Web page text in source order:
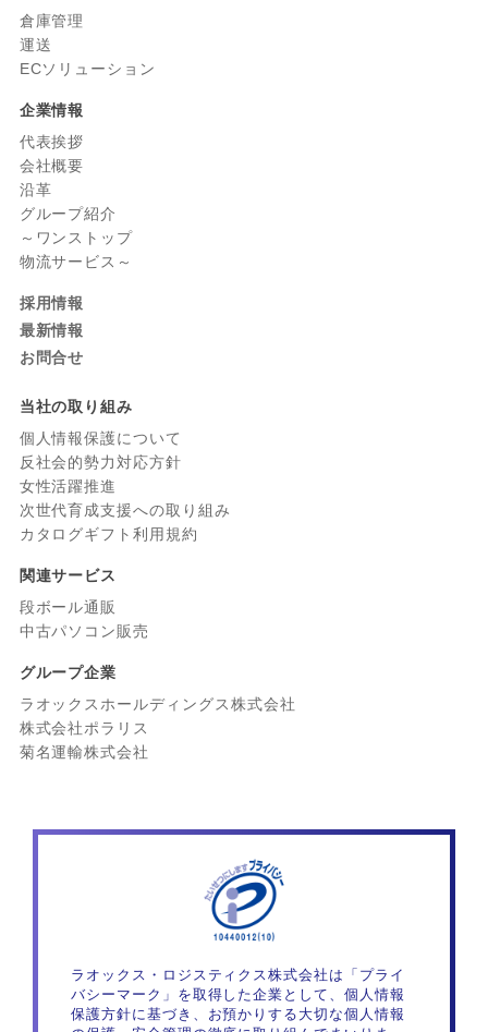
倉庫管理
運送
ECソリューション
企業情報
代表挨拶
会社概要
沿革
グループ紹介
～ワンストップ
物流サービス～
採用情報
最新情報
お問合せ
当社の取り組み
個人情報保護について
反社会的勢力対応方針
女性活躍推進
次世代育成支援への取り組み
カタログギフト利用規約
関連サービス
段ボール通販
中古パソコン販売
グループ企業
ラオックスホールディングス株式会社
株式会社ポラリス
菊名運輸株式会社
ラオックス・ロジスティクス株式会社は「プライ
バシーマーク」を取得した企業として、個人情報
保護方針に基づき、お預かりする大切な個人情報